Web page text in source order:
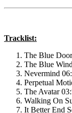
Tracklist:
The Blue
The Blue
Nevermind
Perpetual
The Avatar
Walking On
It Better End